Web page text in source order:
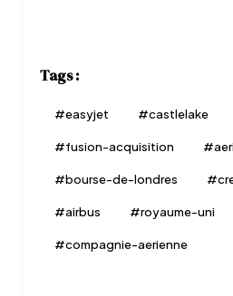
Tags :
#easyjet #castlelake
#fusion-acquisition #
#bourse-de-londres #
#airbus #royaume-uni
#compagnie-aerienne